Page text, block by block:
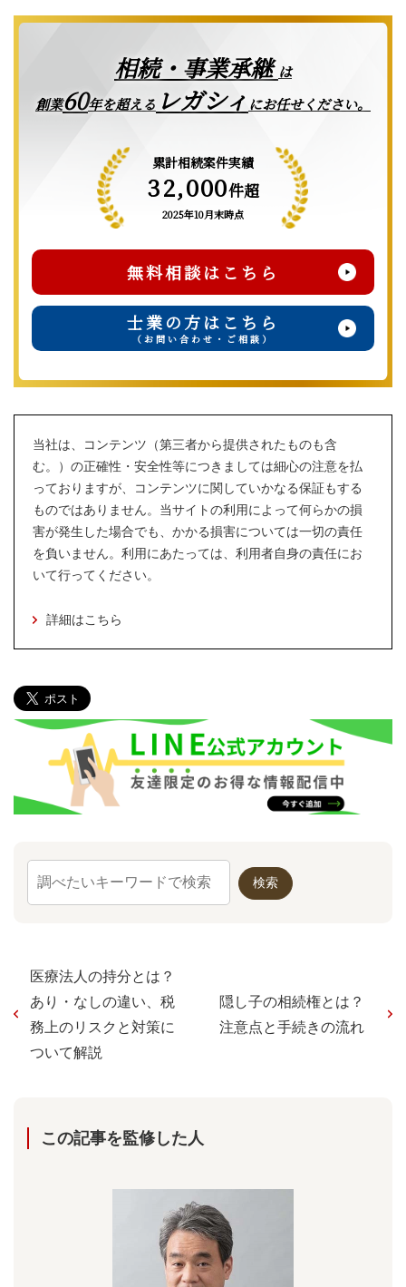
相続・事業承継は
創業60年を超える レガシィ にお任せください。
累計相続案件実績
32,000件超
2025年10月末時点
無料相談はこちら
士業の方はこちら
（お問い合わせ・ご相談）
当社は、コンテンツ（第三者から提供されたものも含
む。）の正確性・安全性等につきましては細心の注意を払
っておりますが、コンテンツに関していかなる保証もする
ものではありません。当サイトの利用によって何らかの損
害が発生した場合でも、かかる損害については一切の責任
を負いません。利用にあたっては、利用者自身の責任にお
いて行ってください。
詳細はこちら
医療法人の持分とは？
あり・なしの違い、税
務上のリスクと対策に
ついて解説
隠し子の相続権とは？
注意点と手続きの流れ
この記事を監修した⼈